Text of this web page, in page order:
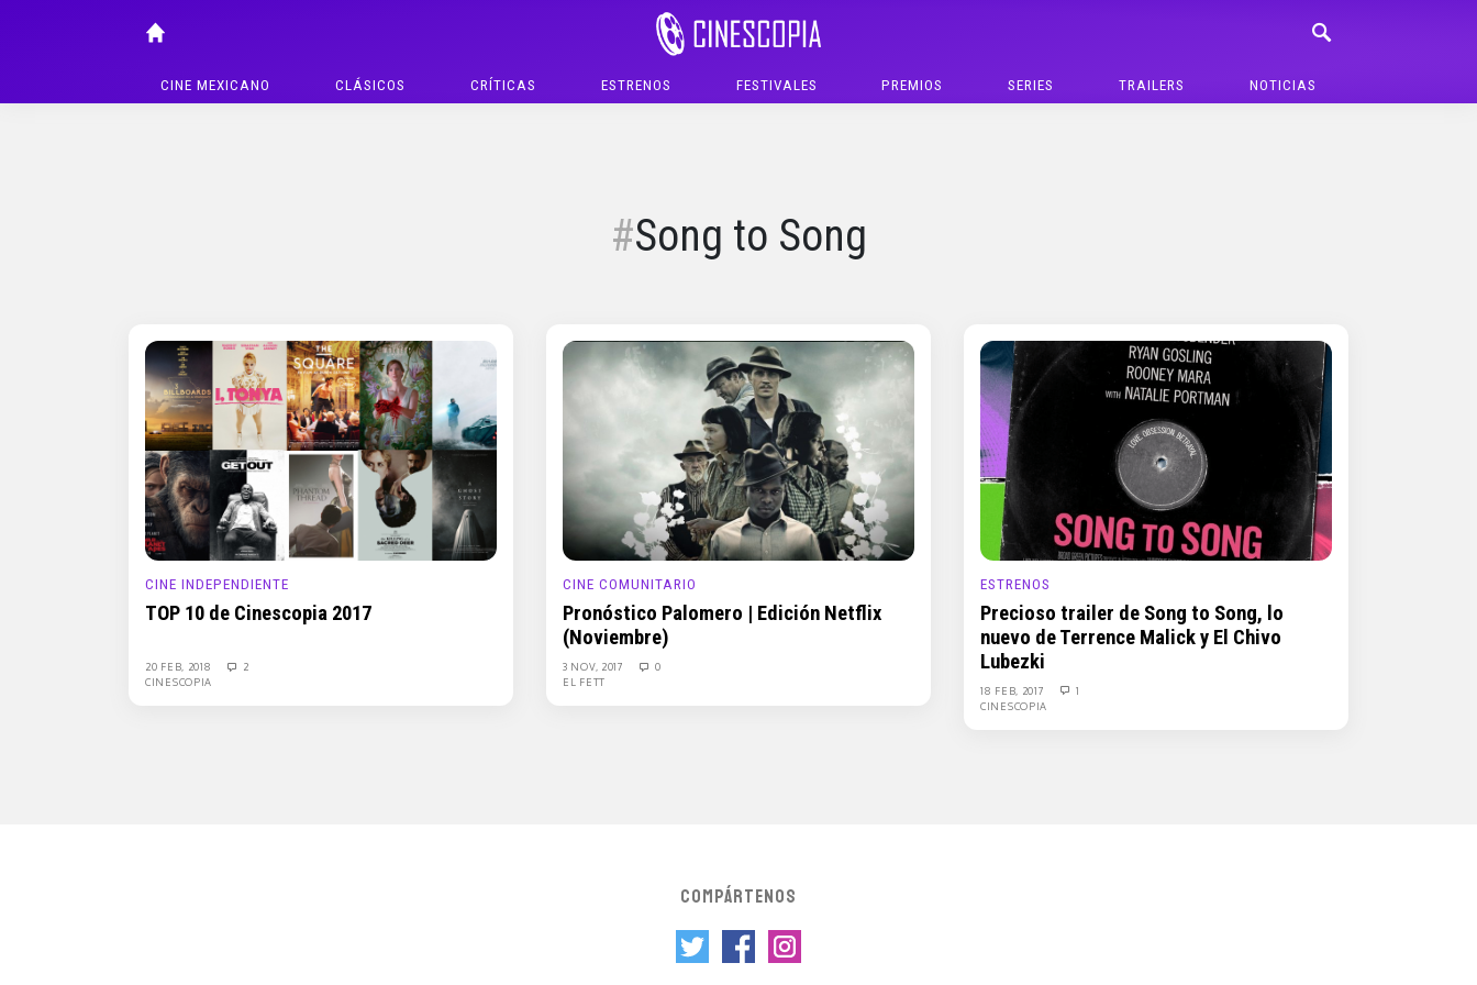
CINE MEXICANO CLÁSICOS CRÍTICAS ESTRENOS FESTIVALES PREMIOS SERIES TRAILERS NOTICIAS
Song to Song
CINE INDEPENDIENTE
TOP 10 de Cinescopia 2017
20 FEB, 2018
2
CINESCOPIA
CINE COMUNITARIO
Pronóstico Palomero | Edición Netflix
(Noviembre)
3 NOV, 2017
0
EL FETT
ESTRENOS
Precioso trailer de Song to Song, lo
nuevo de Terrence Malick y El Chivo
Lubezki
18 FEB, 2017
1
CINESCOPIA
COMPÁRTENOS